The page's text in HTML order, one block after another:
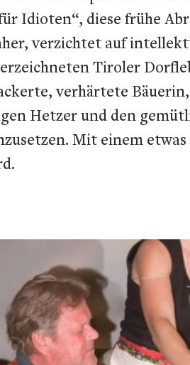
Idioten“, diese frühe
verzichtet auf
Tiroler
verhärtete
Hetzer und den
Mit einem